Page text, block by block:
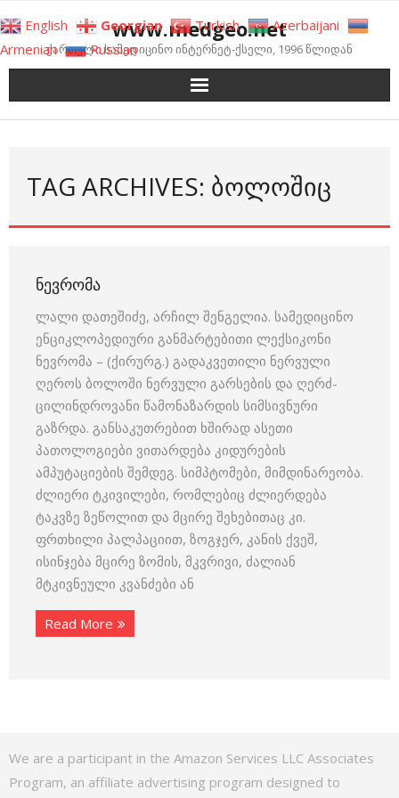
to
content
www.medgeo.net
ქართული სამედიცინო ინტერნეტ-ქსელი, 1996 წლიდან
TAG ARCHIVES: ᲑᲝᲚᲝᲨᲘᲪ
ᲜᲔᲕᲠᲝᲛᲐ
ლალი დათეშიძე, არჩილ შენგელია. სამედიცინო
ენციკლოპედიური განმარტებითი ლექსიკონი
ნევრომა – (ქირურგ.) გადაკვეთილი ნერვული
ღეროს ბოლოში ნერვული გარსების და ღერძ-
ცილინდროვანი წამონაზარდის სიმსივნური
გაზრდა. განსაკუთრებით ხშირად ასეთი
პათოლოგიები ვითარდება კიდურების
ამპუტაციების შემდეგ. სიმპტომები, მიმდინარეობა.
ძლიერი ტკივილები, რომლებიც ძლიერდება
ტაკვზე ზეწოლით და მცირე შეხებითაც კი.
ფრთხილი პალპაციით, ზოგჯერ, კანის ქვეშ,
ისინჯება მცირე ზომის, მკვრივი, ძალიან
მტკივნეული კვანძები ან
Read More
We are a participant in the Amazon Services LLC Associates
Program, an affiliate advertising program designed to
English Georgian Turkish
Azerbaijani
Armenian
Russian